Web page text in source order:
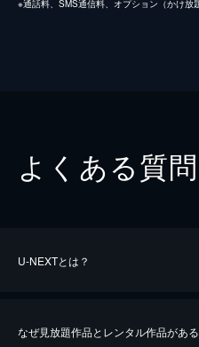
※通話料、SMS通信料、オプション（かけ放
よくある質問
U-NEXTとは？
なぜ見放題作品とレンタル作品があ